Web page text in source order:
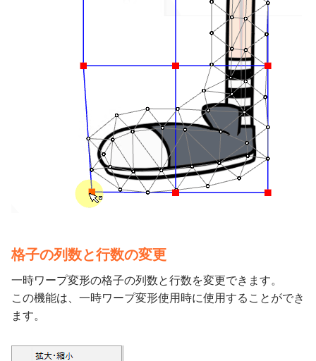
格子の列数と行数の変更
一時ワープ変形の格子の列数と行数を変更できます。
この機能は、一時ワープ変形使用時に使用することができ
ます。